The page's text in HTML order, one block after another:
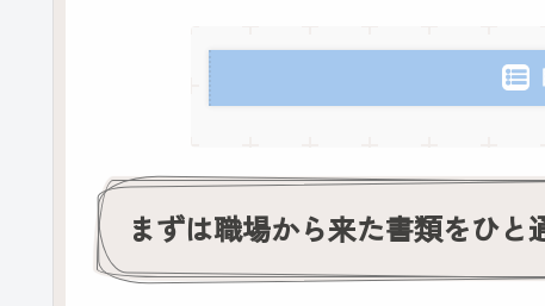
まずは職場から来た書類をひと